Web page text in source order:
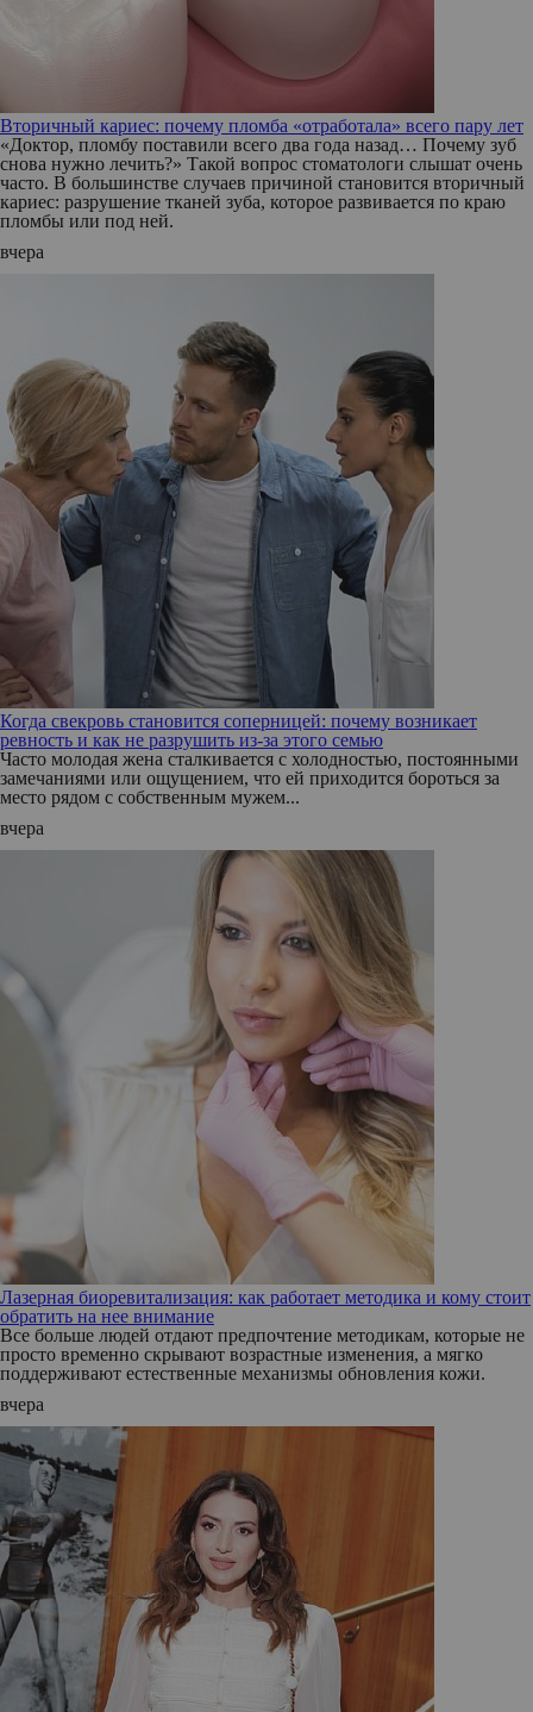
Вторичный кариес: почему пломба «отработала» всего пару лет
«Доктор, пломбу поставили всего два года назад… Почему зуб
снова нужно лечить?» Такой вопрос стоматологи слышат очень
часто. В большинстве случаев причиной становится вторичный
кариес: разрушение тканей зуба, которое развивается по краю
пломбы или под ней.
вчера
Когда свекровь становится соперницей: почему возникает
ревность и как не разрушить из-за этого семью
Часто молодая жена сталкивается с холодностью, постоянными
замечаниями или ощущением, что ей приходится бороться за
место рядом с собственным мужем...
вчера
Лазерная биоревитализация: как работает методика и кому стоит
обратить на нее внимание
Все больше людей отдают предпочтение методикам, которые не
просто временно скрывают возрастные изменения, а мягко
поддерживают естественные механизмы обновления кожи.
вчера